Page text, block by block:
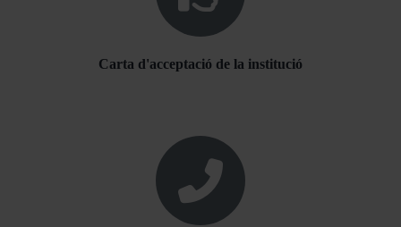
Carta d'acceptació de la institució